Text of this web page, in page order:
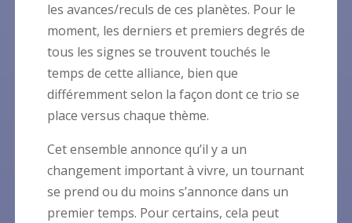
les avances/reculs de ces planètes. Pour le
moment, les derniers et premiers degrés de
tous les signes se trouvent touchés le
temps de cette alliance, bien que
différemment selon la façon dont ce trio se
place versus chaque thème.
Cet ensemble annonce qu’il y a un
changement important à vivre, un tournant
se prend ou du moins s’annonce dans un
premier temps. Pour certains, cela peut